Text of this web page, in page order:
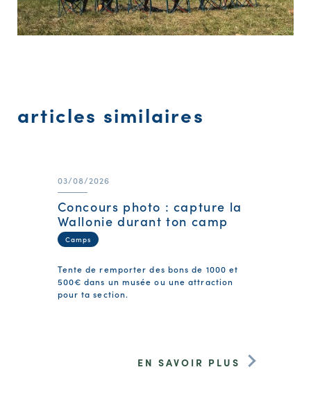
articles similaires
03/08/2026
Concours photo : capture la
Wallonie durant ton camp
Camps
Tente de remporter des bons de 1000 et
500€ dans un musée ou une attraction
pour ta section.
EN SAVOIR PLUS